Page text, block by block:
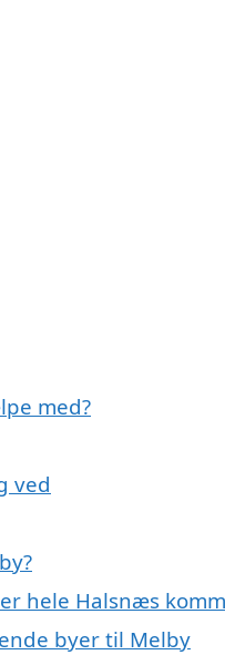
med?
ved
hele Halsnæs
byer til Melby